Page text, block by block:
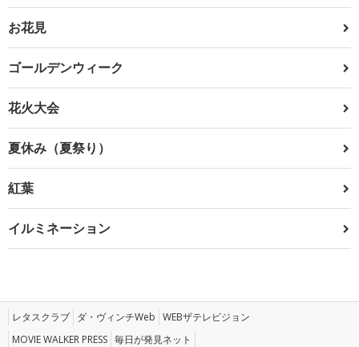
お花見
ゴールデンウィーク
花火大会
夏休み（夏祭り）
紅葉
イルミネーション
レタスクラブ ダ・ヴィンチWeb WEBザテレビジョン
MOVIE WALKER PRESS 毎日が発見ネット